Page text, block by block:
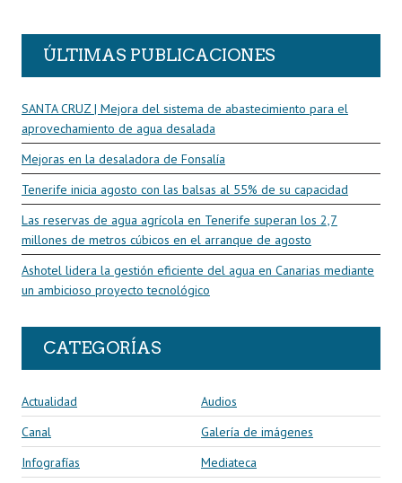
ÚLTIMAS PUBLICACIONES
SANTA CRUZ | Mejora del sistema de abastecimiento para el
aprovechamiento de agua desalada
Mejoras en la desaladora de Fonsalía
Tenerife inicia agosto con las balsas al 55% de su capacidad
Las reservas de agua agrícola en Tenerife superan los 2,7
millones de metros cúbicos en el arranque de agosto
Ashotel lidera la gestión eficiente del agua en Canarias mediante
un ambicioso proyecto tecnológico
CATEGORÍAS
Actualidad
Audios
Canal
Galería de imágenes
Infografías
Mediateca